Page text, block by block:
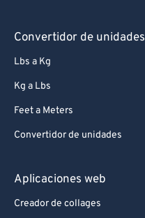
Convertidor de unidades
Lbs a Kg
Kg a Lbs
Feet a Meters
Convertidor de unidades
Aplicaciones web
Creador de collages